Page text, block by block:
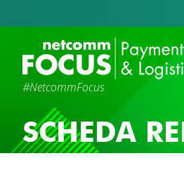
#NetcommFocus
SCHEDA